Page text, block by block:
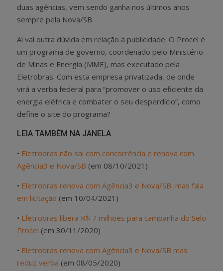
duas agências, vem sendo ganha nos últimos anos
sempre pela Nova/SB.
Aí vai outra dúvida em relação à publicidade. O Procel é
um programa de governo, coordenado pelo Ministério
de Minas e Energia (MME), mas executado pela
Eletrobras. Com esta empresa privatizada, de onde
virá a verba federal para “promover o uso eficiente da
energia elétrica e combater o seu desperdício”, como
define o site do programa?
LEIA TAMBÉM NA JANELA
• Eletrobras não sai com concorrência e renova com
Agência3 e Nova/SB (em 08/10/2021)
• Eletrobras renova com Agência3 e Nova/SB, mas fala
em licitação (em 10/04/2021)
• Eletrobras libera R$ 7 milhões para campanha do Selo
Procel (em 30/11/2020)
• Eletrobras renova com Agência3 e Nova/SB mas
reduz verba (em 08/05/2020)